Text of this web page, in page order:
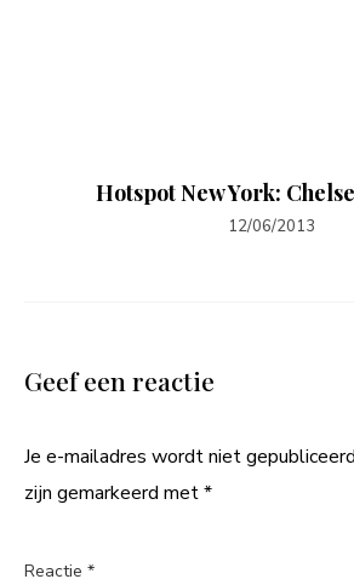
Hotspot New York:
12/06/2013
Geef een reactie
Je e-mailadres wordt niet
zijn gemarkeerd met*
Reactie *